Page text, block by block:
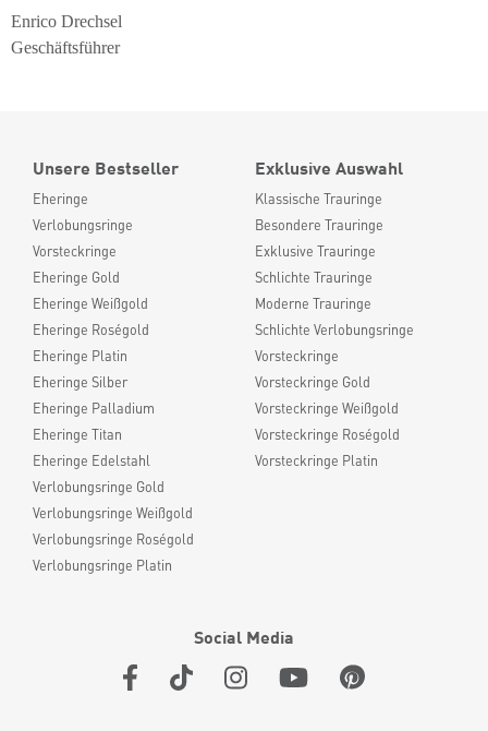
Enrico Drechsel
Geschäftsführer
Unsere Bestseller
Eheringe
Verlobungsringe
Vorsteckringe
Eheringe Gold
Eheringe Weißgold
Eheringe Roségold
Eheringe Platin
Eheringe Silber
Eheringe Palladium
Eheringe Titan
Eheringe Edelstahl
Verlobungsringe Gold
Verlobungsringe Weißgold
Verlobungsringe Roségold
Verlobungsringe Platin
Exklusive Auswahl
Klassische Trauringe
Besondere Trauringe
Exklusive Trauringe
Schlichte Trauringe
Moderne Trauringe
Schlichte Verlobungsringe
Vorsteckringe
Vorsteckringe Gold
Vorsteckringe Weißgold
Vorsteckringe Roségold
Vorsteckringe Platin
Social Media